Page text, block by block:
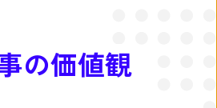
の価値観